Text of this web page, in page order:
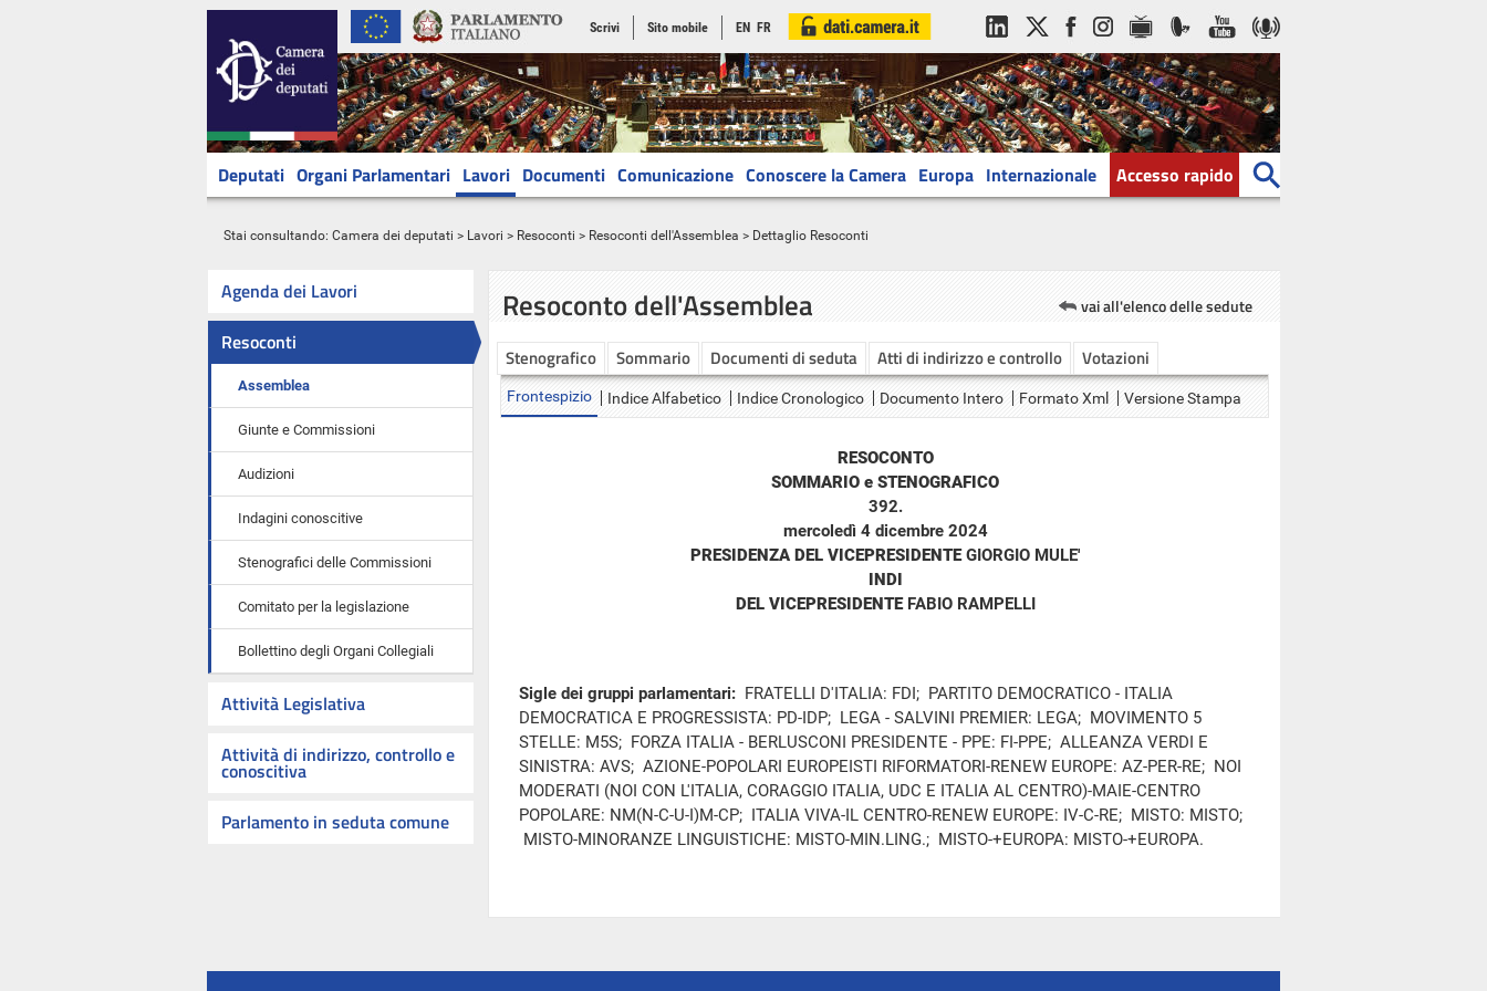
Scrivi Sito mobile EN FR
Deputati Organi Parlamentari Lavori Documenti Comunicazione Conoscere la Camera Europa Internazionale Accesso rapido
Stai consultando: Camera dei deputati > Lavori > Resoconti > Resoconti dell'Assemblea > Dettaglio Resoconti
Agenda dei Lavori
Resoconti
Assemblea
Giunte e Commissioni
Audizioni
Indagini conoscitive
Stenografici delle Commissioni
Comitato per la legislazione
Bollettino degli Organi Collegiali
Attività Legislativa
Attività di indirizzo, controllo e
conoscitiva
Parlamento in seduta comune
Resoconto dell'Assemblea vai all'elenco delle sedute
Stenografico Sommario Documenti di seduta Atti di indirizzo e controllo Votazioni
Frontespizio Indice Alfabetico Indice Cronologico Documento Intero Formato Xml Versione Stampa
RESOCONTO
SOMMARIO e STENOGRAFICO
392.
mercoledì 4 dicembre 2024
PRESIDENZA DEL VICEPRESIDENTEGIORGIO MULE'
INDI
DEL VICEPRESIDENTE FABIO RAMPELLI
Sigle dei gruppi parlamentari: FRATELLI D'ITALIA: FDI; PARTITO DEMOCRATICO - ITALIA
DEMOCRATICA E PROGRESSISTA: PD-IDP; LEGA - SALVINI PREMIER: LEGA; MOVIMENTO 5
STELLE: M5S; FORZA ITALIA - BERLUSCONI PRESIDENTE - PPE: FI-PPE; ALLEANZA VERDI E
SINISTRA: AVS; AZIONE-POPOLARI EUROPEISTI RIFORMATORI-RENEW EUROPE: AZ-PER-RE; NOI
MODERATI (NOI CON L'ITALIA, CORAGGIO ITALIA, UDC E ITALIA AL CENTRO)-MAIE-CENTRO
POPOLARE: NM(N-C-U-I)M-CP; ITALIA VIVA-IL CENTRO-RENEW EUROPE: IV-C-RE; MISTO: MISTO;
MISTO-MINORANZE LINGUISTICHE: MISTO-MIN.LING.; MISTO-+EUROPA: MISTO-+EUROPA.